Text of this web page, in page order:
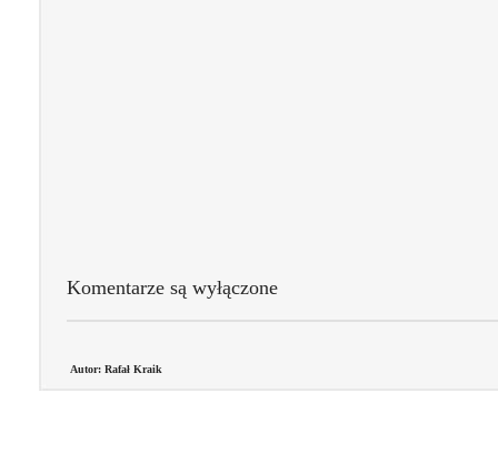
Komentarze są wyłączone
Autor: Rafał Kraik